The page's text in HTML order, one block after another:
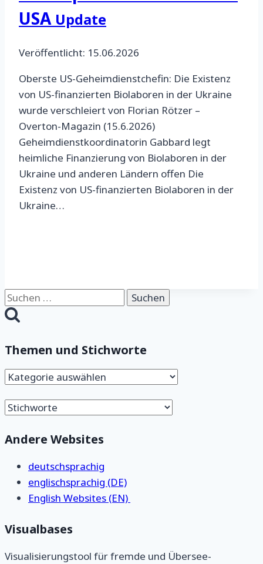
USA Update
Veröffentlicht: 15.06.2026
Oberste US-Geheimdienstchefin: Die Existenz
von US-finanzierten Biolaboren in der Ukraine
wurde verschleiert von Florian Rötzer –
Overton-Magazin (15.6.2026)
Geheimdienstkoordinatorin Gabbard legt
heimliche Finanzierung von Biolaboren in der
Ukraine und anderen Ländern offen Die
Existenz von US-finanzierten Biolaboren in der
Ukraine…
Suchen
nach:
Themen und Stichworte
Themen
Stichworte
Andere Websites
deutschsprachig
englischsprachig (DE)
English Websites (EN)
Visualbases
Visualisierungstool für fremde und Übersee-